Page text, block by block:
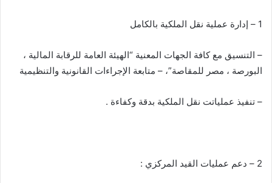
1 – إدارة عملية نقل الملكية بالكامل
– التنسيق مع كافة الجهات المعنية “الهيئة العامة للرقابة المالية ،
البورصة ، مصر للمقاصة”، – متابعة الإجراءات القانونية والتنظيمية
– تنفيذ عملياتت نقل الملكية بدقة وكفاءة .
2 – دعم عمليات القيد المركزي :